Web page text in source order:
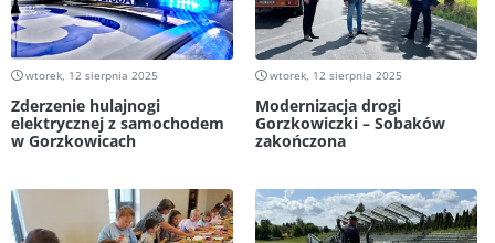
wtorek, 12 sierpnia 2025
Zderzenie hulajnogi
elektrycznej z samochodem
w Gorzkowicach
wtorek, 12 sierpnia 2025
Modernizacja drogi
Gorzkowiczki – Sobaków
zakończona